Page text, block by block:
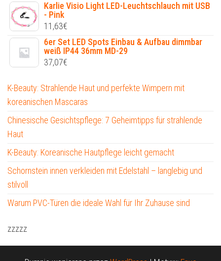
Karlie Visio Light LED-Leuchtschlauch mit USB
- Pink
11,63€
6er Set LED Spots Einbau & Aufbau dimmbar
weiß IP44 36mm MD-29
37,07€
K-Beauty: Strahlende Haut und perfekte Wimpern mit
koreanischen Mascaras
Chinesische Gesichtspflege: 7 Geheimtipps für strahlende
Haut
K-Beauty: Koreanische Hautpflege leicht gemacht
Schornstein innen verkleiden mit Edelstahl – langlebig und
stilvoll
Warum PVC-Türen die ideale Wahl für Ihr Zuhause sind
zzzzz